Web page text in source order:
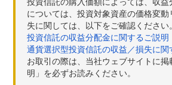
については、投資対象資産の価格変
失に関しては、以下をご確認ください。
投資信託の収益分配金に関するご説明
通貨選択型投資信託の収益／損失に関
お取引の際は、当社ウェブサイトに
明」を必ずお読みください。